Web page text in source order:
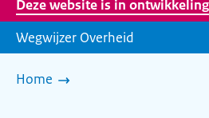
Deze website is in ontwikkeling
Wegwijzer Overheid
Home